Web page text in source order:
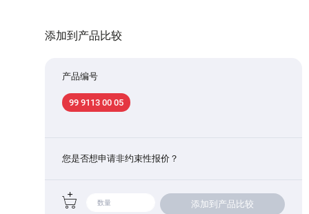
添加到产品比较
产品编号
99 9113 00 05
您是否想申请非约束性报价？
添加到产品比较